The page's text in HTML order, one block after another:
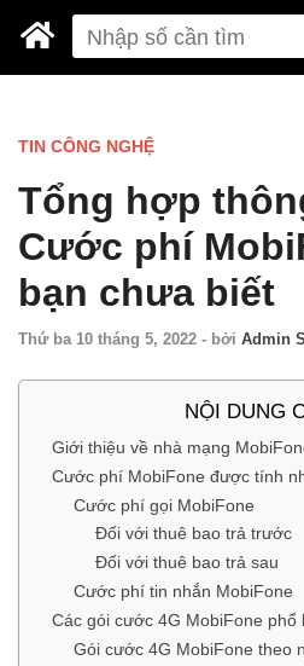
TIN CÔNG NGHỆ
Tổng hợp
Cước phí
bạn chưa biết
Thứ ba 10 tháng 5, 2022 - bởi Admin
NỘI DUNG
Giới thiệu về nhà mạng
Cước phí MobiFone được tính
Cước phí gọi MobiFone
Đối với thuê bao trả trước
Đối với thuê bao trả sau
Cước phí tin nhắn MobiFone
Các gói cước 4G MobiFone phổ
Gói cước 4G MobiFone theo